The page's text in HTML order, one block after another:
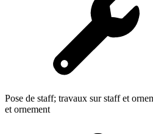
Pose de staff; travaux sur staff et
et ornement